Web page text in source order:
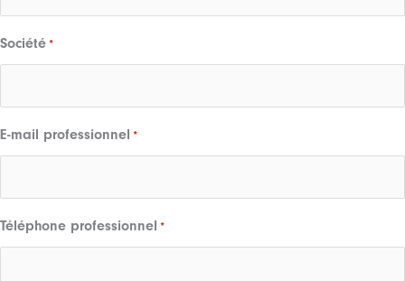
Société *
E-mail professionnel *
Téléphone professionnel *